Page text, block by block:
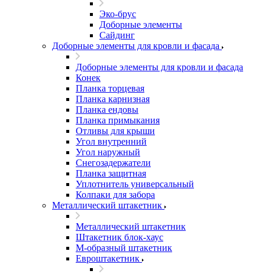
Эко-брус
Доборные элементы
Сайдинг
Доборные элементы для кровли и фасада
Доборные элементы для кровли и фасада
Конек
Планка торцевая
Планка карнизная
Планка ендовы
Планка примыкания
Отливы для крыши
Угол внутренний
Угол наружный
Снегозадержатели
Планка защитная
Уплотнитель универсальный
Колпаки для забора
Металлический штакетник
Металлический штакетник
Штакетник блок-хаус
М-образный штакетник
Евроштакетник